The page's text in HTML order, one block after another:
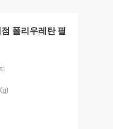
폴리우레탄 필